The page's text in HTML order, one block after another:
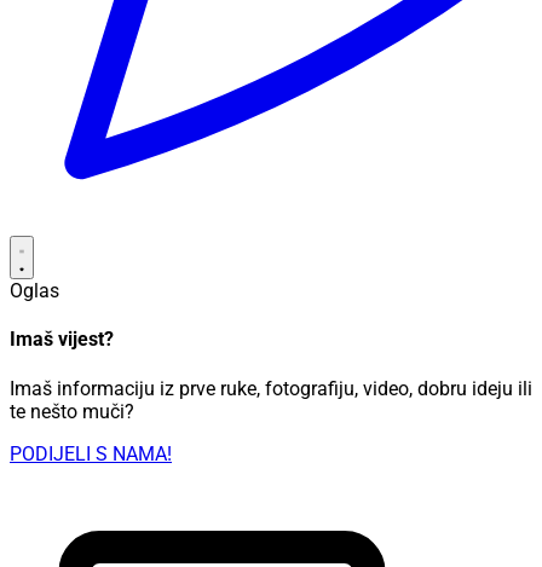
Oglas
Imaš vijest?
Imaš informaciju iz prve ruke, fotografiju, video, dobru ideju ili
te nešto muči?
PODIJELI S NAMA!